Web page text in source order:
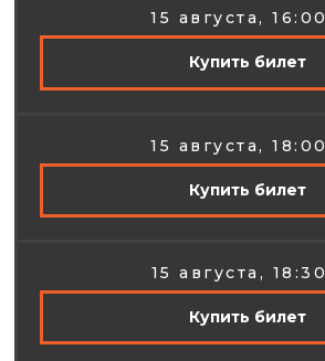
15 августа, 16:00
Купить билет
15 августа, 18:00
Купить билет
15 августа, 18:30
Купить билет